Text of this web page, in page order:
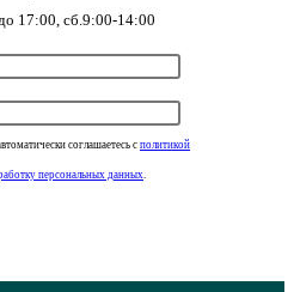
17:00, сб.9:00-14:00
соглашаетесь с политикой
персональных данных